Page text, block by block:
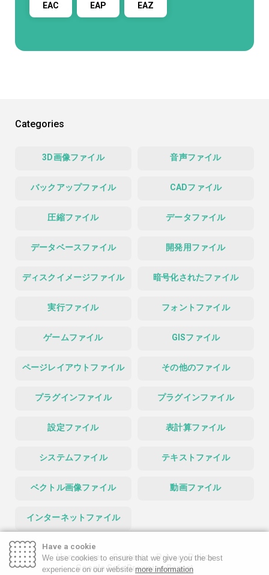
EAC EAP EAZ
Categories
3D画像ファイル 音声ファイル
バックアップファイル CADファイル
圧縮ファイル データファイル
データベースファイル 開発用ファイル
ディスクイメージファイル 暗号化されたファイル
実行ファイル フォントファイル
ゲームファイル GISファイル
ページレイアウトファイル その他のファイル
プラグインファイル プラグインファイル
設定ファイル 表計算ファイル
システムファイル テキストファイル
ベクトル画像ファイル 動画ファイル
インターネットファイル
Homepage Contact
Privacy Policy
Google Safe Browsing Report
Have a cookie
We use cookies to ensure that we give you the best
experience on our website more information